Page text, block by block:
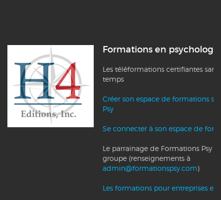
Formations en psychologie
Les téléformations certifiantes
temps
Créer son espace de formations
Psy
Se connecter à son espace de
Le parrainage de Formations Psy
groupe (renseignements à
admin@formationspsy.com)
Les formations pour entreprises et